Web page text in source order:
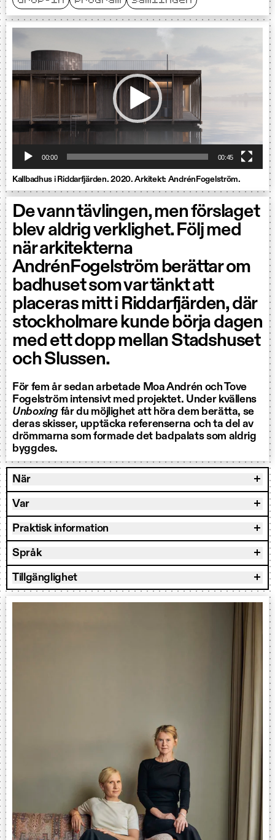
00:00 00:45
Kallbadhus i Riddarfjärden. 2020. Arkitekt: AndrénFogelström.
De vann tävlingen, men förslaget
blev aldrig verklighet. Följ med
när arkitekterna
AndrénFogelström berättar om
badhuset som var tänkt att
placeras mitt i Riddarfjärden, där
stockholmare kunde börja dagen
med ett dopp mellan Stadshuset
och Slussen.
För fem år sedan arbetade Moa Andrén och Tove
Fogelström intensivt med projektet. Under kvällens
Unboxing får du möjlighet att höra dem berätta, se
deras skisser, upptäcka referenserna och ta del av
drömmarna som formade det badpalats som aldrig
byggdes.
När
Var
Praktisk information
Språk
Tillgänglighet